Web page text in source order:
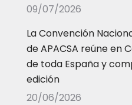
09/07/2026
La Convención
de APACSA reúne en
de toda España y
edición
20/06/2026